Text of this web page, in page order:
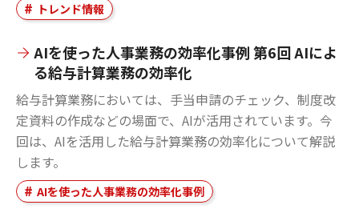
トレンド情報
AIを使った人事業務の効率化事例 第6回 AIによ
る給与計算業務の効率化
給与計算業務においては、手当申請のチェック、制度改
定資料の作成などの場面で、AIが活用されています。今
回は、AIを活用した給与計算業務の効率化について解説
します。
AIを使った人事業務の効率化事例